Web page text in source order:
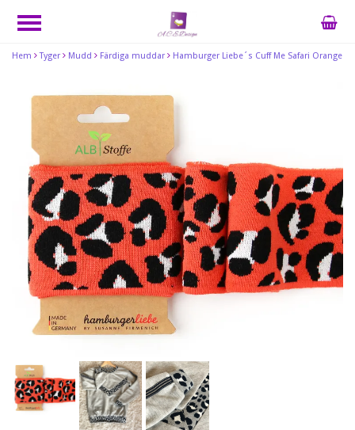
Hem Tyger Mudd Färdiga muddar Hamburger Liebe´s Cuff Me Safari Orange